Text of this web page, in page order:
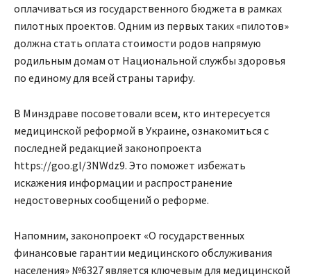
оплачиваться из государственного бюджета в рамках
пилотных проектов. Одним из первых таких «пилотов»
должна стать оплата стоимости родов напрямую
родильным домам от Национальной службы здоровья
по единому для всей страны тарифу.
В Минздраве посоветовали всем, кто интересуется
медицинской реформой в Украине, ознакомиться с
последней редакцией законопроекта
https://goo.gl/3NWdz9. Это поможет избежать
искажения информации и распространение
недостоверных сообщений о реформе.
Напомним, законопроект «О государственных
финансовые гарантии медицинского обслуживания
населения» №6327 является ключевым для медицинской